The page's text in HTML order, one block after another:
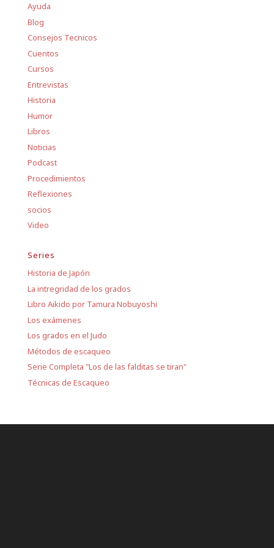
Ayuda
Blog
Consejos Tecnicos
Cuentos
Cursos
Entrevistas
Historia
Humor
Libros
Noticias
Podcast
Procedimientos
Reflexiones
socios
Video
Series
Historia de Japón
La intregridad de los grados
Libro Aikido por Tamura Nobuyoshi
Los exámenes
Los grados en el Judo
Métodos de escaqueo
Serie Completa "Los de las falditas se tiran"
Técnicas de Escaqueo